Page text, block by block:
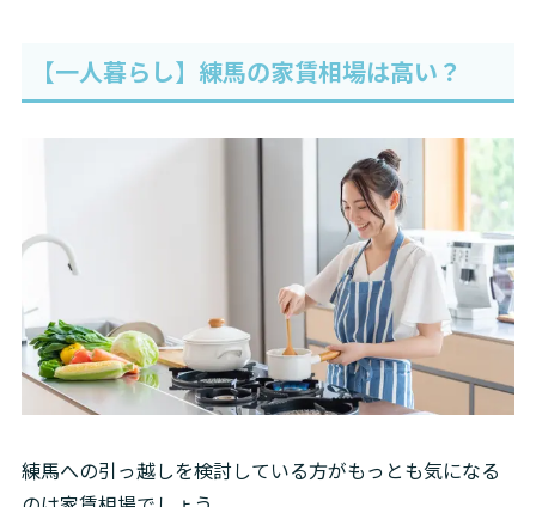
【一人暮らし】練馬の家賃相場は高い？
練馬への引っ越しを検討している方がもっとも気になる